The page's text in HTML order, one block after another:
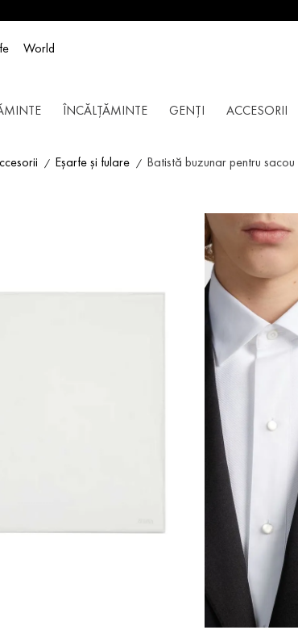
World
ÎNCĂLȚĂMINTE GENȚI ACCESORII
Eșarfe și fulare Batistă buzunar pentru sacou